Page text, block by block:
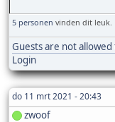
5 personen vinden dit leuk.
Guests are not
Login
do 11 mrt 2021 - 20:43
zwoof